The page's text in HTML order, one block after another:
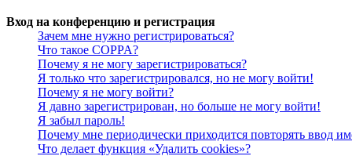
Вход на конференцию и регистрация
Зачем мне нужно регистрироваться?
Что такое COPPA?
Почему я не могу зарегистрироваться?
Я только что зарегистрировался, но не могу войти!
Почему я не могу войти?
Я давно зарегистрирован, но больше не могу войти!
Я забыл пароль!
Почему мне периодически приходится повторять ввод
Что делает функция «Удалить cookies»?